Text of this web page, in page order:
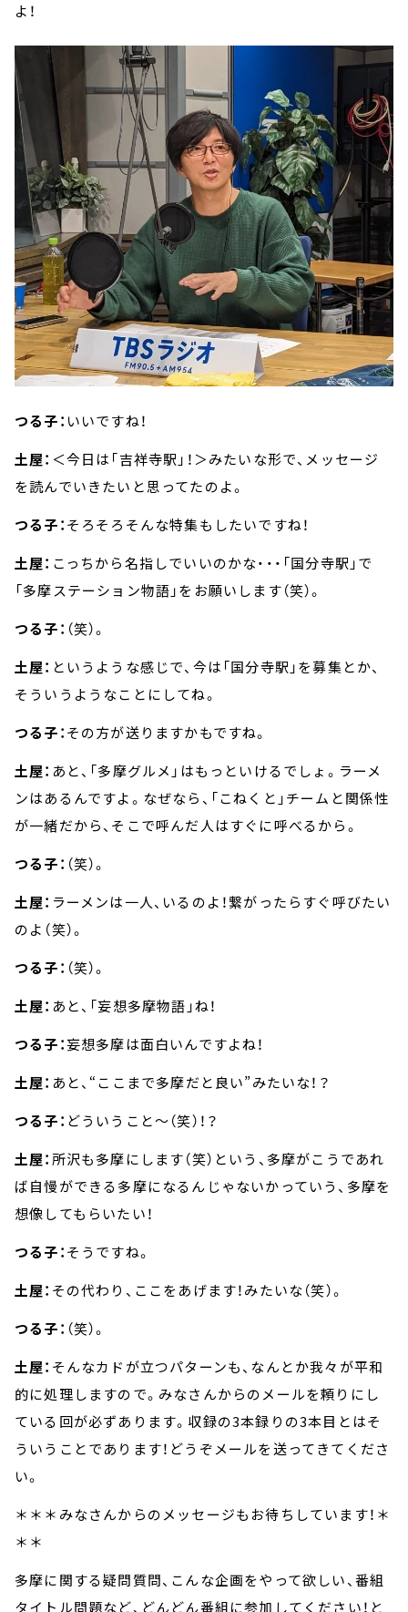
よ！
つる子： いいですね！
土屋： ＜今日は「吉祥寺駅」！＞みたいな形で、メッセージ
を読んでいきたいと思ってたのよ。
つる子：そろそろそんな特集もしたいですね！
土屋： こっちから名指しでいいのかな・・・「国分寺駅」で
「多摩ステーション物語」をお願いします（笑）。
つる子： （笑）。
土屋： というような感じで、今は「国分寺駅」を募集とか、
そういうようなことにしてね。
つる子：その方が送りますかもですね。
土屋： あと、「多摩グルメ」はもっといけるでしょ。ラーメ
ンはあるんですよ。なぜなら、「こねくと」チームと関係性
が一緒だから、そこで呼んだ人はすぐに呼べるから。
つる子： （笑）。
土屋： ラーメンは一人、いるのよ！繋がったらすぐ呼びたい
のよ（笑）。
つる子： （笑）。
土屋： あと、「妄想多摩物語」ね！
つる子：妄想多摩は面白いんですよね！
土屋： あと、“ここまで多摩だと良い”みたいな！？
つる子： どういうこと～（笑）！？
土屋： 所沢も多摩にします（笑）という、多摩がこうであれ
ば自慢ができる多摩になるんじゃないかっていう、多摩を
想像してもらいたい！
つる子：そうですね。
土屋： その代わり、ここをあげます！みたいな（笑）。
つる子： （笑）。
土屋： そんなカドが立つパターンも、なんとか我々が平和
的に処理しますので。みなさんからのメールを頼りにし
ている回が必ずあります。収録の3本録りの3本目とはそ
ういうことであります！どうぞメールを送ってきてくださ
い。
＊＊＊みなさんからのメッセージもお待ちしています！＊
＊＊
多摩に関する疑問質問、こんな企画をやって欲しい、番組
タイトル問題など、どんどん番組に参加してください！と